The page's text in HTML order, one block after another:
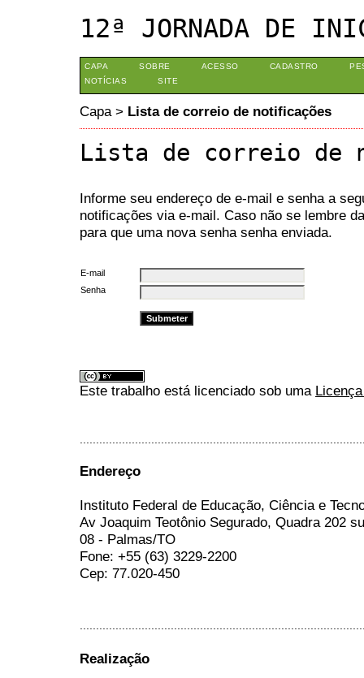
12ª JORNADA DE
CAPA SOBRE ACESSO CADASTRO
NOTÍCIAS
SITE
Capa> Lista de correio de notificações
Lista de correio de
Informe seu endereço de e-mail e senha a
notificações via e-mail. Caso não se lembre
para que uma nova senha senha enviada.
E-mail
Senha
Este trabalho está licenciado sob uma
Endereço
Instituto Federal de Educação, Ciência e
Av Joaquim Teotônio Segurado, Quadra 202
08 - Palmas/TO
Fone: +55 (63) 3229-2200
Cep: 77.020-450
Realização